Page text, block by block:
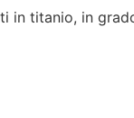
in titanio, in